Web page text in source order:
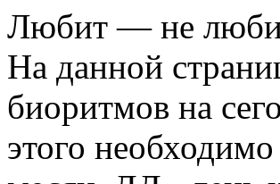
Любит — не
На данной
биоритмов на
этого